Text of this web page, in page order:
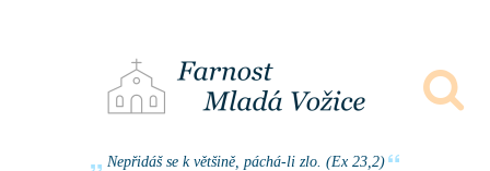
Nepřidáš se k většině, páchá-li zlo. (Ex 23,2)